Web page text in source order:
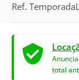
Ref.
total